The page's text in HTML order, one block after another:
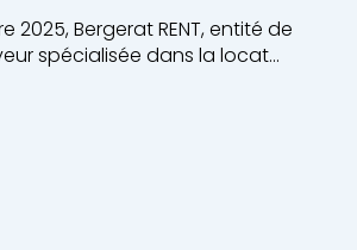
2025, Bergerat RENT, entité de
spécialisée dans la locat...